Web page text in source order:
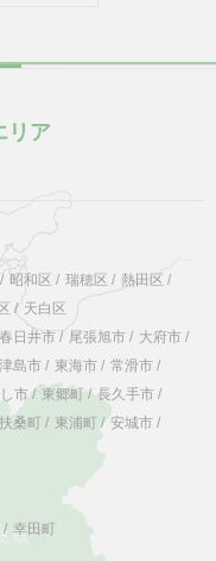
リア
/ 昭和区 / 瑞穂区 / 熱田区 /
/ 天白区
春日井市 / 尾張旭市 / 大府市 /
津島市 / 東海市 / 常滑市 /
市/ 東郷町 / 長久手市 /
扶桑町 / 東浦町 / 安城市 /
/ 幸田町